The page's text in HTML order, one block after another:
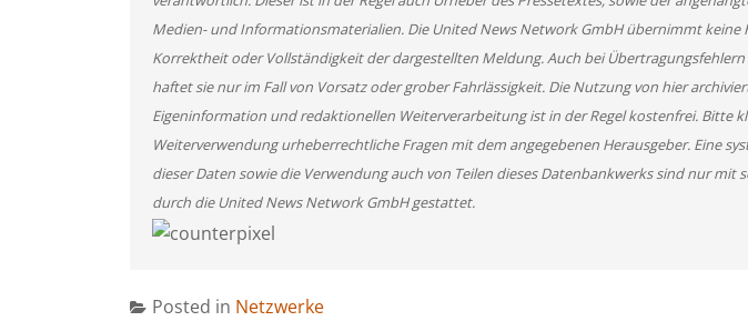
Medien- und Informationsmaterialien. Die United News Network GmbH übernimmt keine
Korrektheit oder Vollständigkeit der dargestellten Meldung. Auch bei
haftet sie nur im Fall von Vorsatz oder grober Fahrlässigkeit. Die Nutzung von hier
Eigeninformation und redaktionellen Weiterverarbeitung ist in der Regel kostenfrei. Bitte
Weiterverwendung urheberrechtliche Fragen mit dem angegebenen Herausgeber. Eine
dieser Daten sowie die Verwendung auch von Teilen dieses Datenbankwerks sind nur mit
durch die United News Network GmbH gestattet.
Posted in Netzwerke